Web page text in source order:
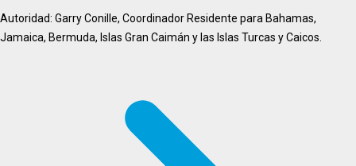
Autoridad: Garry Conille, Coordinador Residente para Bahamas,
Jamaica, Bermuda, Islas Gran Caimán y las Islas Turcas y Caicos.